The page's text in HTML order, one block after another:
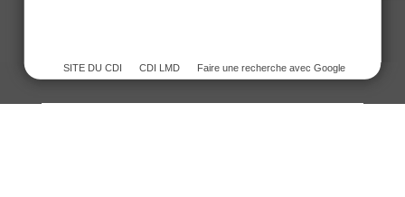
SITE DU CDI CDI LMD Faire une recherche avec Google